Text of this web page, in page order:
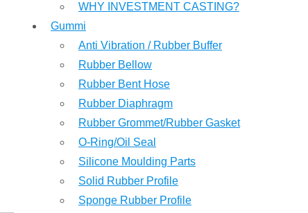
WHY INVESTMENT CASTING?
Gummi
Anti Vibration / Rubber Buffer
Rubber Bellow
Rubber Bent Hose
Rubber Diaphragm
Rubber Grommet/Rubber Gasket
O-Ring/Oil Seal
Silicone Moulding Parts
Solid Rubber Profile
Sponge Rubber Profile